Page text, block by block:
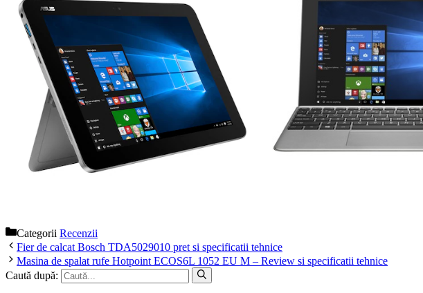
Categorii Recenzii
Fier de calcat Bosch TDA5029010 pret si specificatii tehnice
Masina de spalat rufe Hotpoint ECOS6L 1052 EU M – Review si specificatii tehnice
Caută după: